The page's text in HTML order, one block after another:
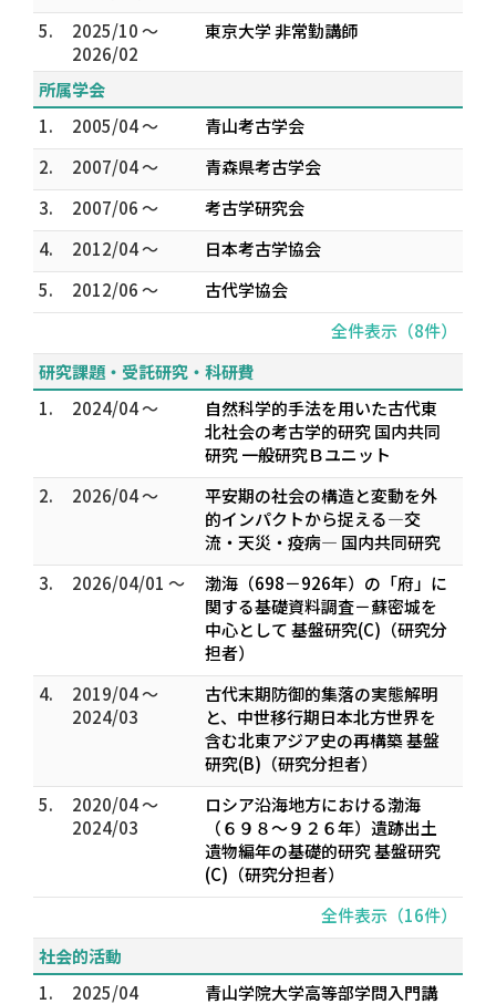
5.
2025/10 ～
2026/02
東京大学 非常勤講師
所属学会
1.
2005/04 ～
青山考古学会
2.
2007/04 ～
青森県考古学会
3.
2007/06 ～
考古学研究会
4.
2012/04 ～
日本考古学協会
5.
2012/06 ～
古代学協会
全件表示（8件）
研究課題・受託研究・科研費
1.
2024/04 ～
自然科学的手法を用いた古代東
北社会の考古学的研究 国内共同
研究 一般研究Ｂユニット
2.
2026/04 ～
平安期の社会の構造と変動を外
的インパクトから捉える―交
流・天災・疫病― 国内共同研究
3.
2026/04/01 ～
渤海（698－926年）の「府」に
関する基礎資料調査－蘇密城を
中心として 基盤研究(C)（研究分
担者）
4.
2019/04 ～
2024/03
古代末期防御的集落の実態解明
と、中世移行期日本北方世界を
含む北東アジア史の再構築 基盤
研究(B)（研究分担者）
5.
2020/04 ～
2024/03
ロシア沿海地方における渤海
（６９８～９２６年）遺跡出土
遺物編年の基礎的研究 基盤研究
(C)（研究分担者）
全件表示（16件）
社会的活動
1.
2025/04
青山学院大学高等部学問入門講